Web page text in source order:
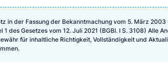
in der Fassung der Bekanntmachung vom 5. März 2003
des Gesetzes vom 12. Juli 2021 (BGBl. I S. 3108) Alle
für inhaltliche Richtigkeit, Vollständigkeit und